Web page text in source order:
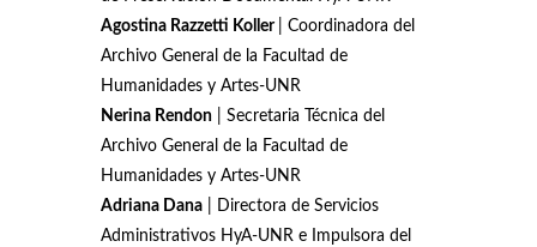
Agostina Razzetti Koller
| Coordinadora del
Archivo General de la Facultad de
Humanidades y Artes-UNR
Nerina Rendon | Secretaria Técnica del
Archivo General de la Facultad de
Humanidades y Artes-UNR
Adriana Dana | Directora de Servicios
Administrativos HyA-UNR e Impulsora del